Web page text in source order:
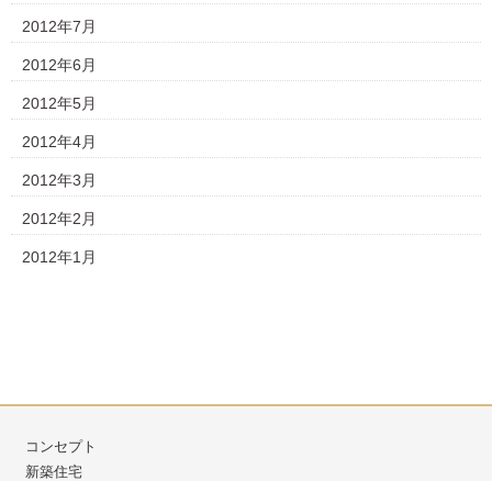
2012年7月
2012年6月
2012年5月
2012年4月
2012年3月
2012年2月
2012年1月
コンセプト
新築住宅